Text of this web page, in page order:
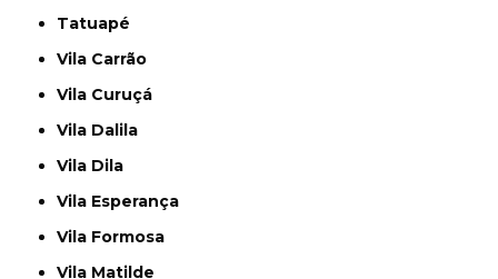
Tatuapé
Vila Carrão
Vila Curuçá
Vila Dalila
Vila Dila
Vila Esperança
Vila Formosa
Vila Matilde